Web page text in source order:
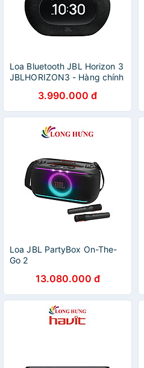
Loa Bluetooth JBL Horizon 3
JBLHORIZON3 - Hàng chính
3.990.000 đ
Loa JBL PartyBox On-The-
Go 2
Hàng chính hãng
13.080.000 đ